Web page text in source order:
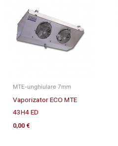
MTE-unghiulare 7mm
Vaporizator ECO MTE
43H4 ED
0,00 €